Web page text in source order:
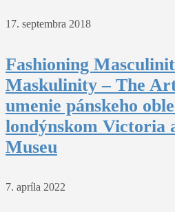
17. septembra 2018
Fashioning
Maskulinity – The
umenie pánskeho
londýnskom Victoria
Museu
7. apríla 2022